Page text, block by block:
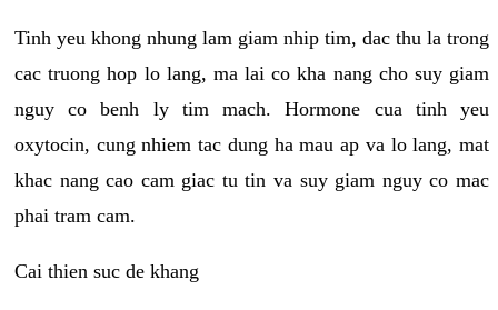
Tinh yeu khong nhung lam giam nhip tim, dac thu la trong
cac truong hop lo lang, ma lai co kha nang cho suy giam
nguy co benh ly tim mach. Hormone cua tinh yeu
oxytocin, cung nhiem tac dung ha mau ap va lo lang, mat
khac nang cao cam giac tu tin va suy giam nguy co mac
phai tram cam.
Cai thien suc de khang